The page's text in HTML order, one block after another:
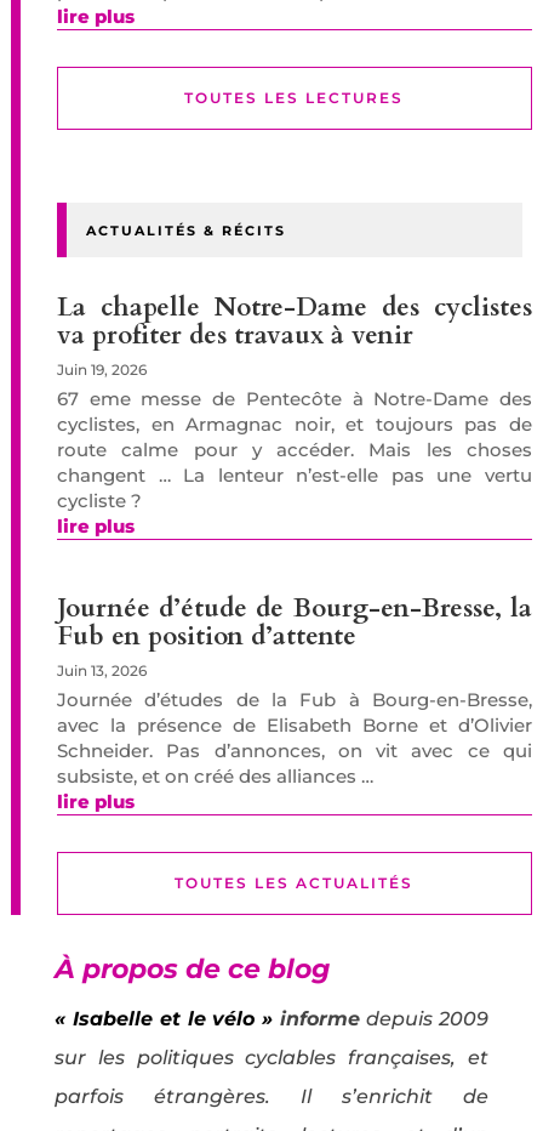
lire plus
TOUTES LES LECTURES
ACTUALITÉS & RÉCITS
La chapelle Notre-Dame des cyclistes
va profiter des travaux à venir
Juin 19, 2026
67 eme messe de Pentecôte à Notre-Dame des
cyclistes, en Armagnac noir, et toujours pas de
route calme pour y accéder. Mais les choses
changent … La lenteur n’est-elle pas une vertu
cycliste ?
lire plus
Journée d’étude de Bourg-en-Bresse, la
Fub en position d’attente
Juin 13, 2026
Journée d’études de la Fub à Bourg-en-Bresse,
avec la présence de Elisabeth Borne et d’Olivier
Schneider. Pas d’annonces, on vit avec ce qui
subsiste, et on créé des alliances …
lire plus
TOUTES LES ACTUALITÉS
À propos de ce blog
« Isabelle et le vélo » informe depuis 2009
sur les politiques cyclables françaises, et
parfois étrangères. Il s’enrichit de